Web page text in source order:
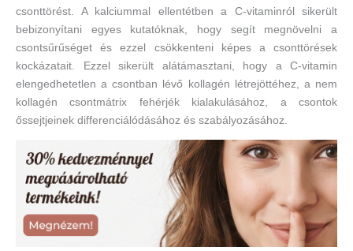
csonttörést. A kalciummal ellentétben a C-vitaminról sikerült
bebizonyítani egyes kutatóknak, hogy segít megnövelni a
csontsűrűséget és ezzel csökkenteni képes a csonttörések
kockázatait. Ezzel sikerült alátámasztani, hogy a C-vitamin
elengedhetetlen a csontban lévő kollagén létrejöttéhez, a nem
kollagén csontmátrix fehérjék kialakulásához, a csontok
őssejtjeinek differenciálódásához és szabályozásához.